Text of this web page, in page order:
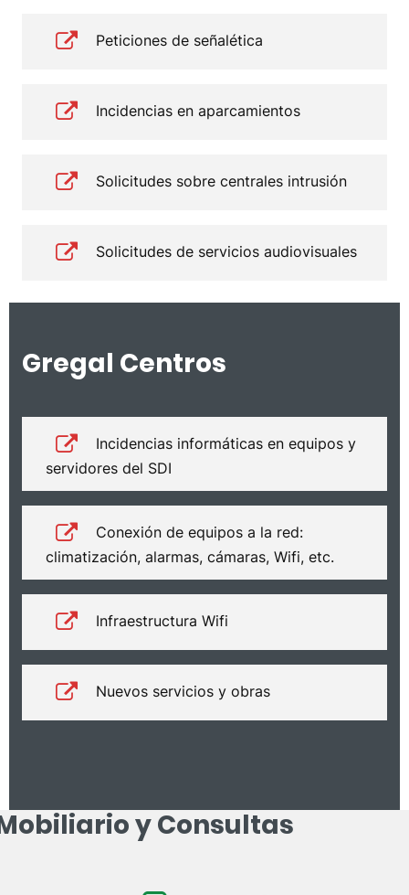
Peticiones de señalética
Incidencias en aparcamientos
Solicitudes sobre centrales intrusión
Solicitudes de servicios audiovisuales
Gregal Centros
Incidencias informáticas en equipos y
servidores del SDI
Conexión de equipos a la red:
climatización, alarmas, cámaras, Wifi, etc.
Infraestructura Wifi
Nuevos servicios y obras
y Consultas